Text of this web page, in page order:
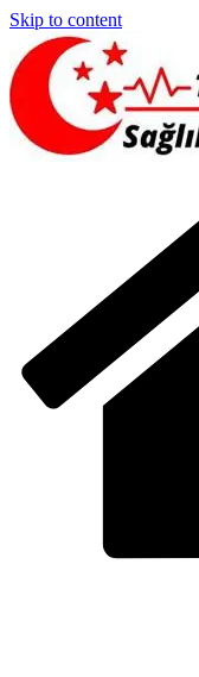
Skip to content